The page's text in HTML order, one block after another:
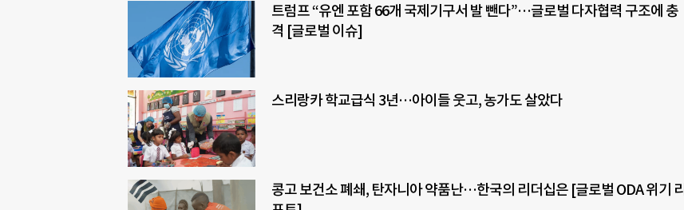
트럼프 “유엔 포함 66개 국제기구서 발 뺀다”…글로벌 다자협력 구조에 충
격 [글로벌 이슈]
스리랑카 학교급식 3년…아이들 웃고, 농가도 살았다
콩고 보건소 폐쇄, 탄자니아 약품난…한국의 리더십은 [글로벌 ODA 위기 리